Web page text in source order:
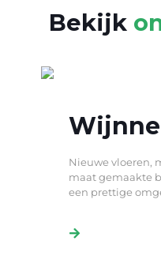
Bekijk
Nieuwe vloeren,
maat gemaakte
een prettige